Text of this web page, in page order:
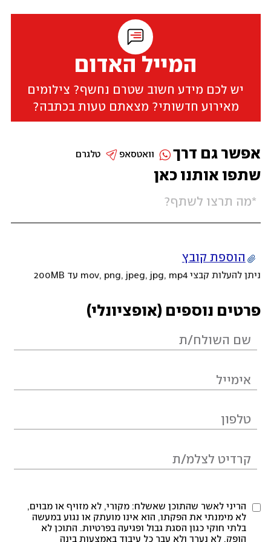
המייל האדום
יש לכם מידע חשוב שטרם נחשף? צילומים
מאירוע חדשותי? מצאתם טעות בכתבה?
שתפו אותנו כאן
הוספת קובץ
ניתן להעלות קבצי mov, png, jpeg, jpg, mp4 עד 200MB
פרטים נוספים (אופציונלי)
הריני לאשר שהתוכן שאשלח: מקורי, לא מזויף או מבוים,
לא מימנתי את הפקתו, הוא אינו מועתק או נגוע במעשה
בלתי חוקי כגון הסגת גבול ופגיעה בפרטיות. התוכן לא
הופק, לא נערך ולא עבר כל עיבוד באמצעות בינה
אפשר גם דרך טלגרם וואטסאפ